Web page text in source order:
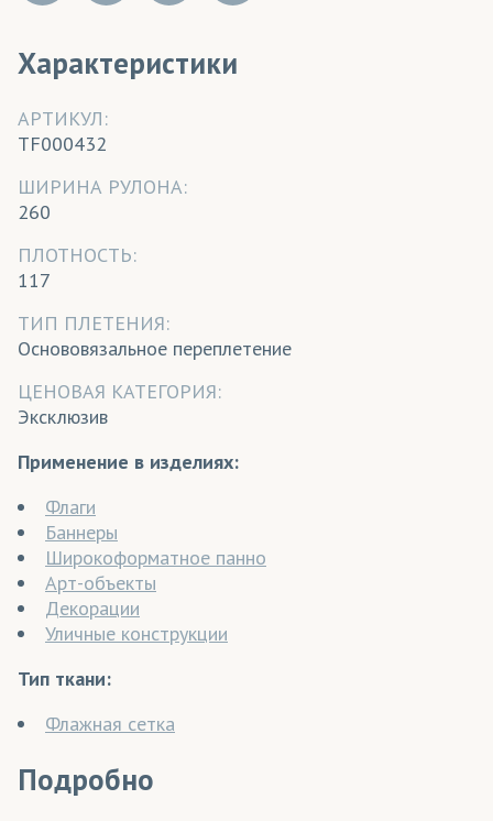
Характеристики
АРТИКУЛ:
TF000432
ШИРИНА РУЛОНА:
260
ПЛОТНОСТЬ:
117
ТИП ПЛЕТЕНИЯ:
Основовязальное переплетение
ЦЕНОВАЯ КАТЕГОРИЯ:
Эксклюзив
Применение в изделиях:
Флаги
Баннеры
Широкоформатное панно
Арт-объекты
Декорации
Уличные конструкции
Тип ткани:
Флажная сетка
Подробно